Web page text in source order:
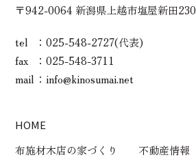
〒942-0064 新潟県上越市塩屋新田230
tel
025-548-2727(代表)
fax
025-548-3711
mail
info@kinosumai.net
HOME
布施材木店の家づくり
不動産情報